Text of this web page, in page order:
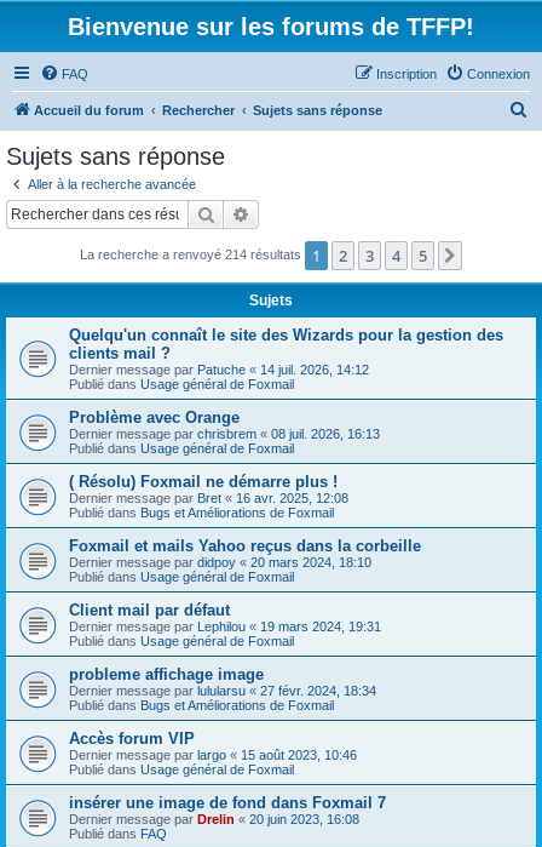
Bienvenue sur les forums de TFFP!
FAQ Connexion
Inscription
Accueil du forum Rechercher Sujets sans réponse
c
Sujets sans réponse
Aller à la recherche avancée
Rechercher
La recherche a renvoyé 214 résultats 1 2 3 4 5
Sujets
Quelqu'un connaît le site des Wizards pour la gestion des
clients mail ?
Dernier message par Patuche « 14 juil. 2026, 14:12
Publié dans Usage général de Foxmail
Problème avec Orange
Dernier message par chrisbrem « 08 juil. 2026, 16:13
Publié dans Usage général de Foxmail
( Résolu) Foxmail ne démarre plus !
Dernier message par Bret « 16 avr. 2025, 12:08
Publié dans Bugs et Améliorations de Foxmail
Foxmail et mails Yahoo reçus dans la corbeille
Dernier message par didpoy « 20 mars 2024, 18:10
Publié dans Usage général de Foxmail
Client mail par défaut
Dernier message par Lephilou « 19 mars 2024, 19:31
Publié dans Usage général de Foxmail
probleme affichage image
Dernier message par lulularsu « 27 févr. 2024, 18:34
Publié dans Bugs et Améliorations de Foxmail
Accès forum VIP
Dernier message par largo « 15 août 2023, 10:46
Publié dans Usage général de Foxmail
insérer une image de fond dans Foxmail 7
Dernier message par Drelin « 20 juin 2023, 16:08
Publié dans FAQ